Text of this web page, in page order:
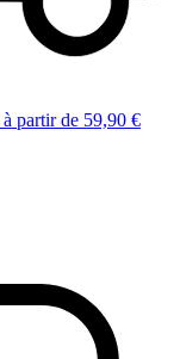
à partir de 59,90 €